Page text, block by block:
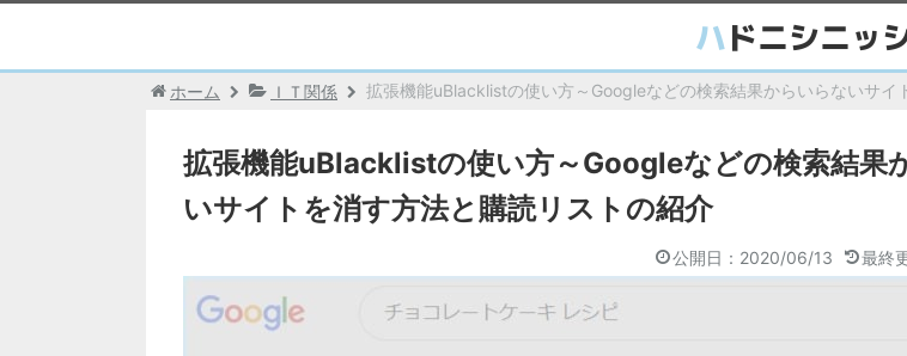
ホーム ＩＴ関係 拡張機能uBlacklistの使い方～Googleなどの検索結果からいらないサイ
拡張機能uBlacklistの使い方～Googleなどの検索結果
いサイトを消す方法と購読リストの紹介
公開日：2020/06/13 最終